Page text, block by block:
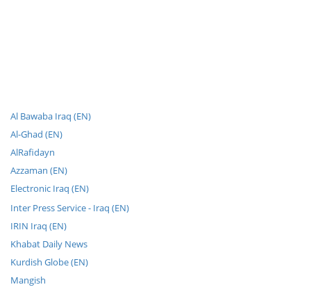
Al Bawaba Iraq (EN)
Al-Ghad (EN)
AlRafidayn
Azzaman (EN)
Electronic Iraq (EN)
Inter Press Service - Iraq (EN)
IRIN Iraq (EN)
Khabat Daily News
Kurdish Globe (EN)
Mangish